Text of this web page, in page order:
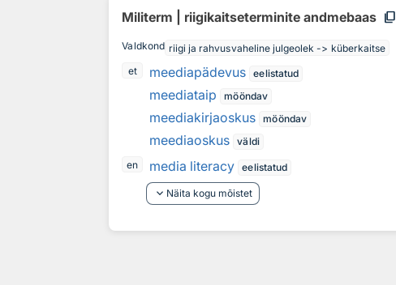
Militerm | riigikaitseterminite andmebaas content_copy
Valdkond riigi ja rahvusvaheline julgeolek -> küberkaitse
et
meediapädevus eelistatud
meediataip mööndav
meediakirjaoskus mööndav
meediaoskus
väldi
en
media literacy eelistatud
keyboard_arrow_down Näita kogu mõistet